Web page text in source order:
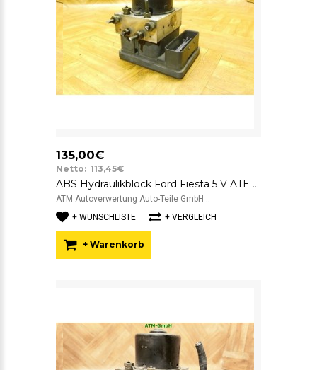
135,00€
Netto: 113,45€
ABS Hydraulikblock Ford Fiesta 5 V ATE FoMoCo 2S612M110CE 10.0206-0093.4
ATM Autoverwertung Auto-Teile GmbH ..
+ WUNSCHLISTE
+ VERGLEICH
+ Warenkorb